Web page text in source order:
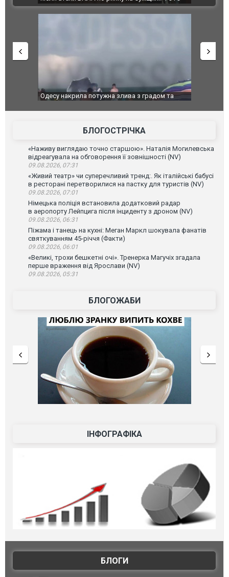
Одесу накрила потужна злива з градом та
Вже вивели
БЛОГОСТРІЧКА
«Наживу виглядаю точно старшою». Наталія Могилевська
відреагувала на обговорення її зовнішності (NV)
09.08.2026, 07:31
«Живий театр» чи суперечливий тренд:. Як італійські бабусі
в ресторані перетворилися на пастку для туристів (NV)
09.08.2026, 07:01
Німецька поліція встановила додатковий радар
в аеропорту Лейпцига після інциденту з дроном (NV)
09.08.2026, 06:31
Піжама і танець на кухні: Меган Маркл шокувала фанатів
святкуванням 45-річчя (Факти)
09.08.2026, 06:01
«Великі, трохи бешкетні очі». Тренерка Магучіх згадала
перше враження від Ярослави (NV)
09.08.2026, 05:31
БЛОГОЖАБИ
ІНФОГРАФІКА
БЛОГИ